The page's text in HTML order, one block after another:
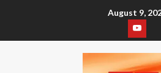
August 9,